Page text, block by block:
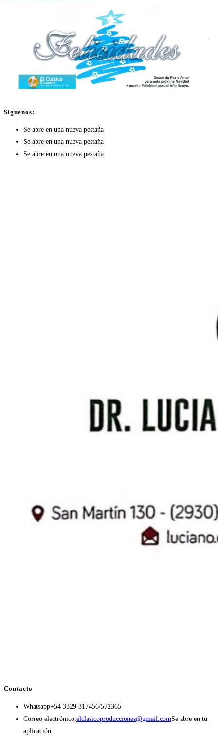
Síguenos:
Se abre en una nueva pestaña
Se abre en una nueva pestaña
Se abre en una nueva pestaña
Contacto
Whatsapp+54 3329 317456/572365
Correo electrónico:elclasicoproducciones@gmail.comSe abre en tu
aplicación